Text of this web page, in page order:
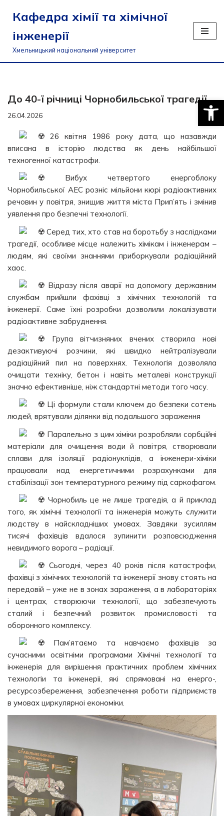
Перейти
до
вмісту
Кафедра хімії та хімічної
інженерії
Хмельницький національний університет
До 40-ї річниці Чорнобильської трагедії
26.04.2026
26 квітня 1986 року дата, що назавжди
вписана в історію людства як день найбільшої
техногенної катастрофи.
Вибух четвертого енергоблоку
Чорнобильської АЕС розніс мільйони кюрі радіоактивних
речовин у повітря, знищив життя міста Прип’ять і змінив
уявлення про безпечні технології.
Серед тих, хто став на боротьбу з наслідками
трагедії, особливе місце належить хімікам і інженерам –
людям, які своїми знаннями приборкували радіаційний
хаос.
Відразу після аварії на допомогу державним
службам прийшли фахівці з хімічних технологій та
інженерії. Саме їхні розробки дозволили локалізувати
радіоактивне забруднення.
Група вітчизняних вчених створила нові
дезактивуючі розчини, які швидко нейтралізували
радіаційний пил на поверхнях. Технологія дозволяла
очищати техніку, бетон і навіть металеві конструкції
значно ефективніше, ніж стандартні методи того часу.
Ці формули стали ключем до безпеки сотень
людей, врятували ділянки від подальшого зараження
Паралельно з цим хіміки розробляли сорбційні
матеріали для очищення води й повітря, створювали
сплави для ізоляції радіонуклідів, а інженери-хіміки
працювали над енергетичними розрахунками для
стабілізації зон температурного режиму під саркофагом.
Чорнобиль це не лише трагедія, а й приклад
того, як хімічні технології та інженерія можуть служити
людству в найскладніших умовах. Завдяки зусиллям
тисячі фахівців вдалося зупинити розповсюдження
невидимого ворога – радіації.
Сьогодні, через 40 років після катастрофи,
фахівці з хімічних технологій та інженерії знову стоять на
передовій – уже не в зонах зараження, а в лабораторіях
і центрах, створюючи технології, що забезпечують
сталий і безпечний розвиток промисловості та
оборонного комплексу.
Пам’ятаємо та навчаємо фахівців за
сучасними освітніми програмами Хімічні технології та
інженерія для вирішення практичних проблем хімічних
технологіи‌ та інженеріі‌, які спрямовані на енерго-,
ресурсозбереження, забезпечення роботи підприємств
в умовах циркулярноі‌ економіки.